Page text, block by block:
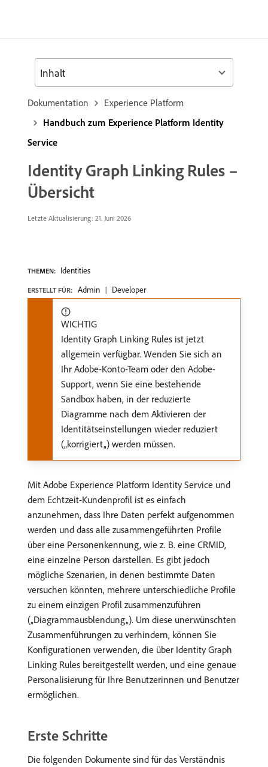
Dokumentation
Experience Platform
Handbuch zum Experience Platform Identity
Service
Identity Graph Linking Rules –
Übersicht
Letzte Aktualisierung: 21. Juni 2026
THEMEN: Identities
ERSTELLT FÜR: Admin Developer
WICHTIG
Identity Graph Linking Rules ist jetzt
allgemein verfügbar. Wenden Sie sich an
Ihr Adobe-Konto-Team oder den Adobe-
Support, wenn Sie eine bestehende
Sandbox haben, in der reduzierte
Diagramme nach dem Aktivieren der
Identitätseinstellungen wieder reduziert
(„korrigiert„) werden müssen.
Mit Adobe Experience Platform Identity Service und
dem Echtzeit-Kundenprofil ist es einfach
anzunehmen, dass Ihre Daten perfekt aufgenommen
werden und dass alle zusammengeführten Profile
über eine Personenkennung, wie z. B. eine CRMID,
eine einzelne Person darstellen. Es gibt jedoch
mögliche Szenarien, in denen bestimmte Daten
versuchen könnten, mehrere unterschiedliche Profile
zu einem einzigen Profil zusammenzuführen
(„Diagrammausblendung„). Um diese unerwünschten
Zusammenführungen zu verhindern, können Sie
Konfigurationen verwenden, die über Identity Graph
Linking Rules bereitgestellt werden, und eine genaue
Personalisierung für Ihre Benutzerinnen und Benutzer
ermöglichen.
Erste Schritte
Die folgenden Dokumente sind für das Verständnis
Inhalt